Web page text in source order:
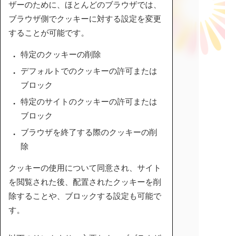
ザーのために、ほとんどのブラウザでは、
ブラウザ側でクッキーに対する設定を変更
することが可能です。
特定のクッキーの削除
デフォルトでのクッキーの許可または
ブロック
特定のサイトのクッキーの許可または
ブロック
ブラウザを終了する際のクッキーの削
除
クッキーの使用について同意され、サイト
を閲覧された後、配置されたクッキーを削
除することや、ブロックする設定も可能で
す。